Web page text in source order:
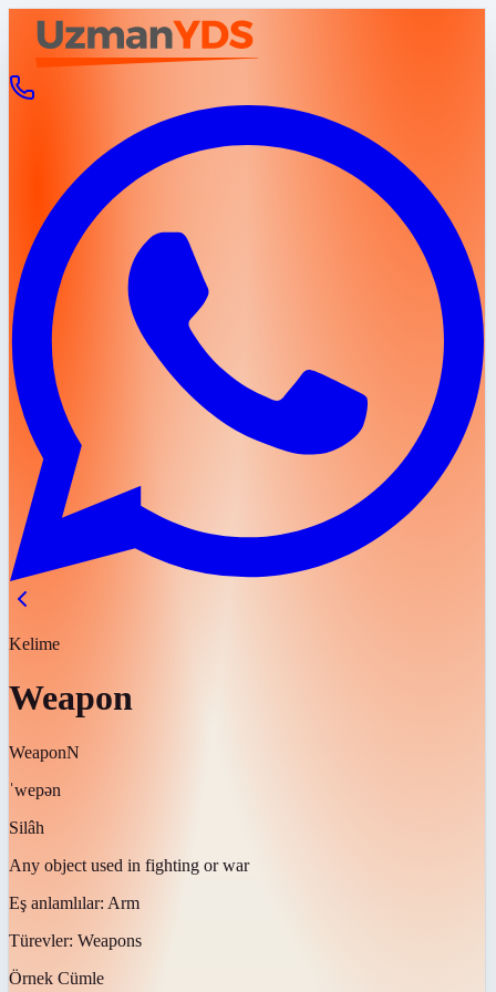
Kelime
Weapon
WeaponN
ˈwepən
Silâh
Any object used in fighting or war
Eş anlamlılar: Arm
Türevler: Weapons
Örnek Cümle